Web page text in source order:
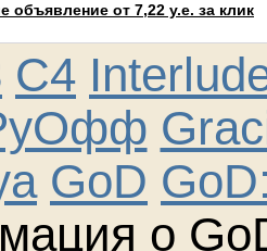
объявление от 7,22 у.е. за клик
C4
GoD
о